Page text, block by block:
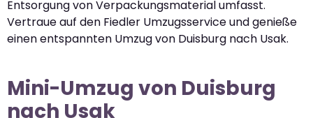
Entsorgung von Verpackungsmaterial umfasst.
Vertraue auf den Fiedler Umzugsservice und genieße
einen entspannten Umzug von Duisburg nach Usak.
Mini-Umzug von Duisburg
nach Usak